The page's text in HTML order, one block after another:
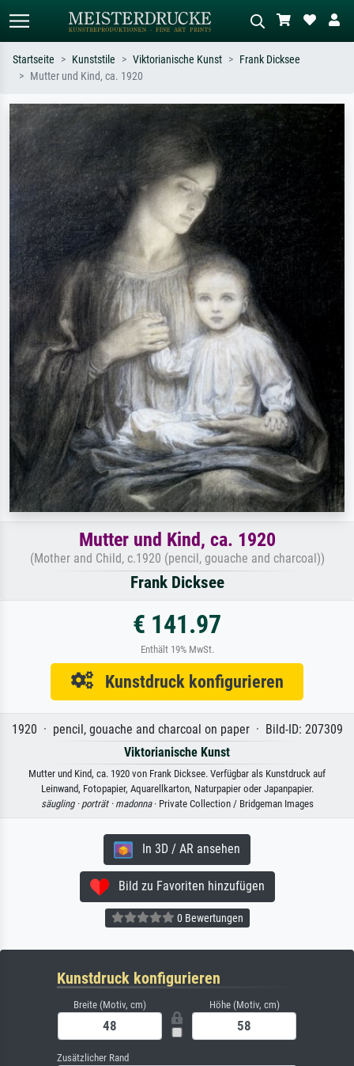
Suchen Sie nach Künstlern, Werktiteln
oder Stilen – z.B. Monet,
Sternennacht, Impressionismus, Welle
Hokusai, Akt.
Beschreiben Sie die Szene – z.B. Grüne
Wiese, Abstrakt mit viel Rot, Dunkles
Ölgemälde, Stehender Akt neben einem
Baum.
Startseite Kunststile Viktorianische Kunst
Frank Dicksee
Mutter und Kind, ca. 1920
Mutter und Kind, ca. 1920
(Mother and Child, c.1920 (pencil, gouache and charcoal))
Frank Dicksee
€ 141.97
Enthält 19% MwSt.
Kunstdruck konfigurieren
1920 · pencil, gouache and charcoal on paper · Bild-ID: 207309
Viktorianische Kunst
Mutter und Kind, ca. 1920 von Frank Dicksee. Verfügbar als Kunstdruck auf
Leinwand, Fotopapier, Aquarellkarton, Naturpapier oder Japanpapier.
säugling · porträt · madonna· Private Collection / Bridgeman Images
In 3D / AR ansehen
Bild zu Favoriten hinzufügen
0 Bewertungen
Kunstdruck konfigurieren
Breite (Motiv, cm) Höhe (Motiv, cm)
Zusätzlicher Rand